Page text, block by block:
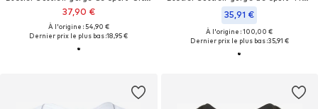
37,90 €
À l'origine : 54,90 €
Dernier prix le plus bas :18,95 €
35,91 €
À l'origine : 100,00 €
Dernier prix le plus bas :35,91 €